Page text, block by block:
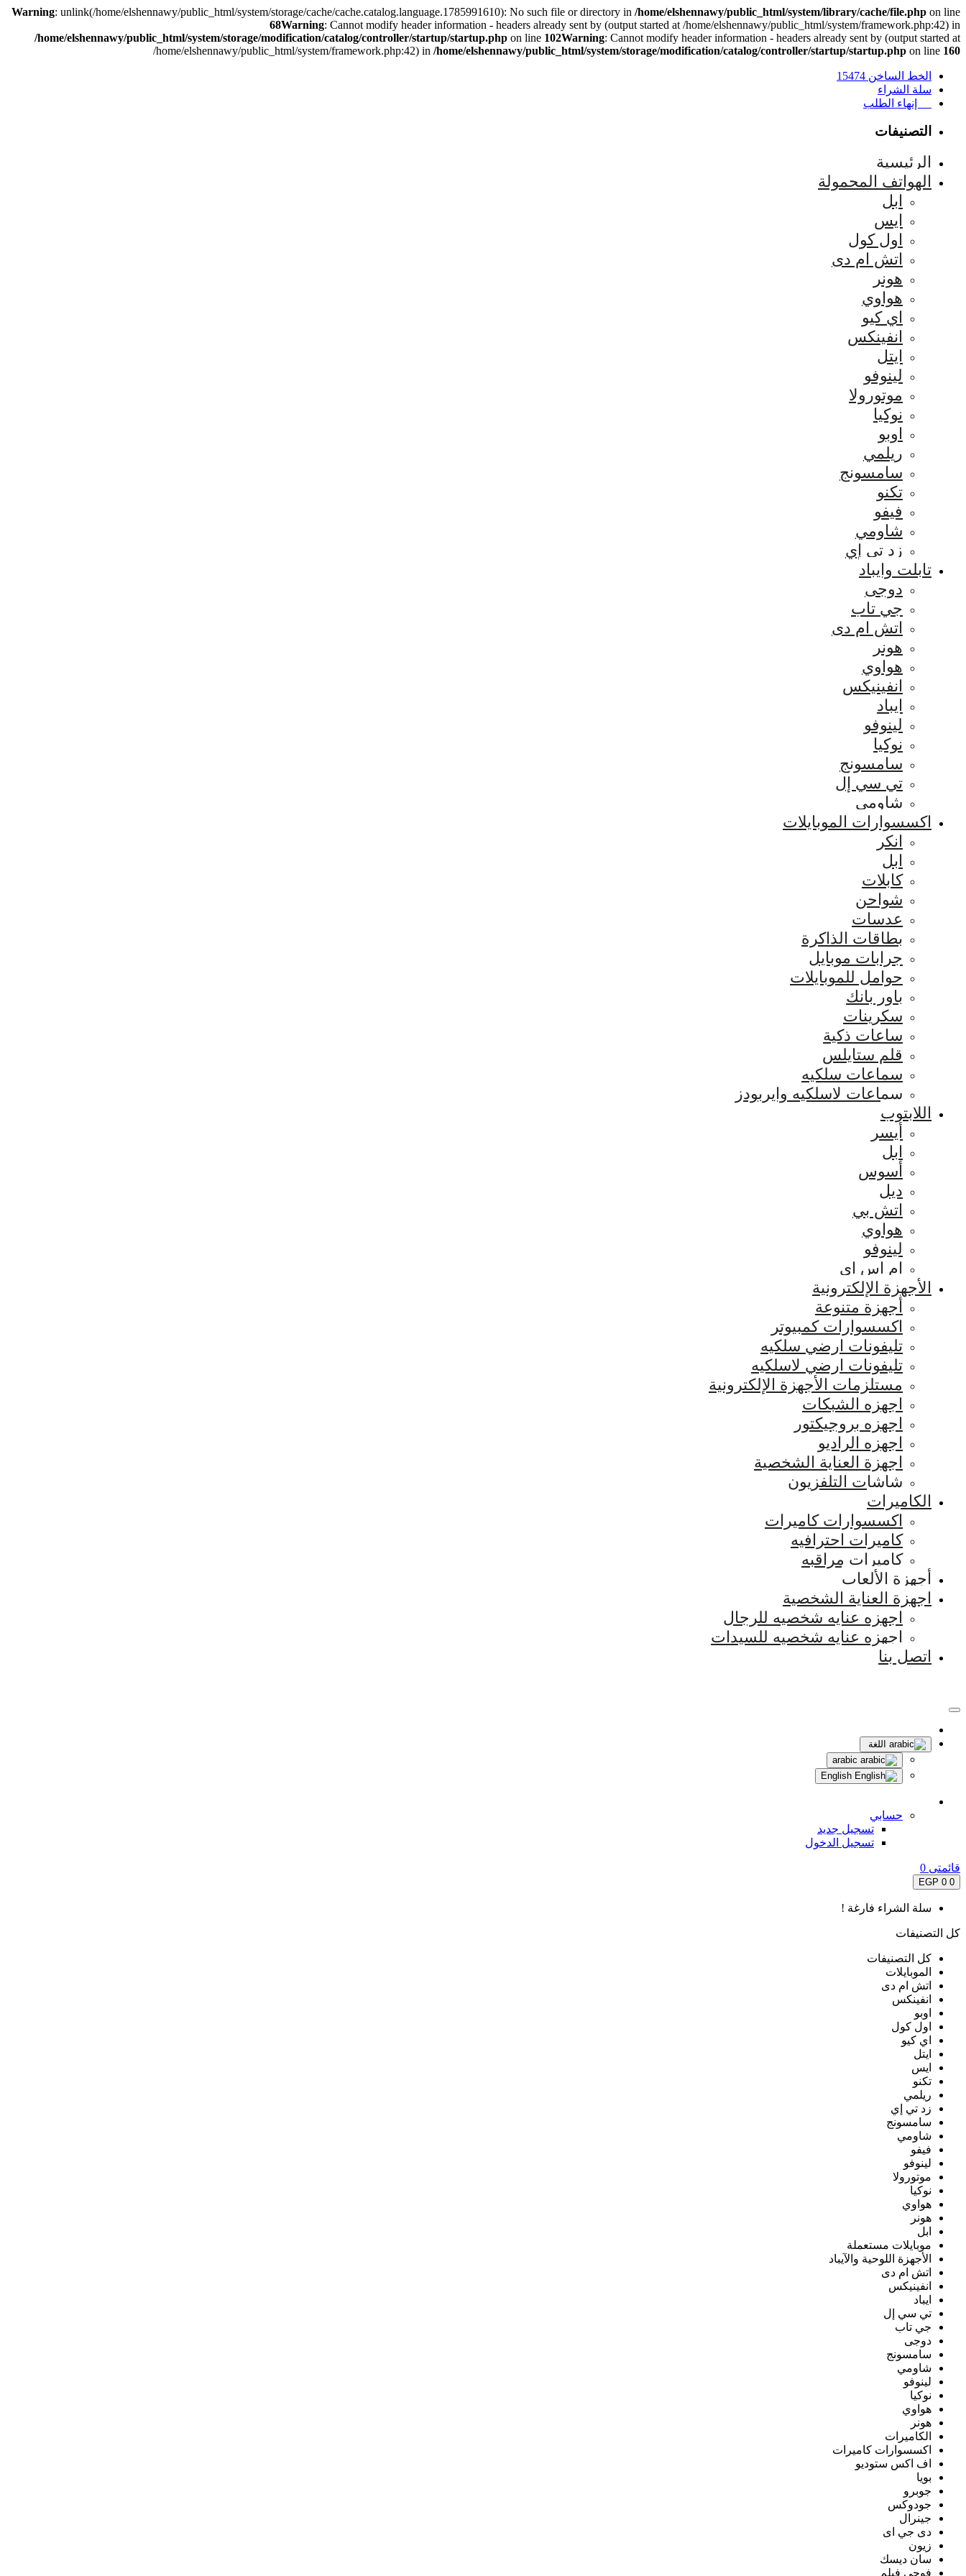
Warning: unlink(/home/elshennawy/public_html/system/storage/cache/cache.catalog.language.1785991610): No such file or directory in /home/elshennawy/public_html/system/library/cache/file.php on line
68Warning: Cannot modify header information - headers already sent by (output started at /home/elshennawy/public_html/system/framework.php:42) in
/home/elshennawy/public_html/system/storage/modification/catalog/controller/startup/startup.php on line 102Warning: Cannot modify header information - headers already sent by (output started at
/home/elshennawy/public_html/system/framework.php:42) in /home/elshennawy/public_html/system/storage/modification/catalog/controller/startup/startup.php on line 160
الخط الساخن 15474
سلة الشراء
إنهاء الطلب
التصنيفات
الرئيسية
الهواتف المحمولة
ابل
ايس
اول كول
اتش ام دى
هونر
هواوي
اي كيو
انفينكس
ايتل
لينوفو
موتورولا
نوكيا
اوبو
ريلمي
سامسونج
تكنو
فيفو
شاومي
زد تي إي
تابلت وايباد
دوجى
جي تاب
اتش ام دى
هونر
هواوي
انفينيكس
ايباد
لينوفو
نوكيا
سامسونج
تي سي إل
شاومي
اكسسوارات الموبايلات
انكر
ابل
كابلات
شواحن
عدسات
بطاقات الذاكرة
جرابات موبايل
حوامل للموبايلات
باور بانك
سكرينات
ساعات ذكية
قلم ستايلس
سماعات سلكيه
سماعات لاسلكيه وايربودز
اللابتوب
أيسر
ابل
أسوس
ديل
اتش بي
هواوي
لينوفو
ام اس اي
الأجهزة الإلكترونية
أجهزة متنوعة
اكسسوارات كمبيوتر
تليفونات ارضي سلكيه
تليفونات ارضي لاسلكيه
مستلزمات الأجهزة الإلكترونية
اجهزه الشبكات
اجهزه بروجيكتور
اجهزه الراديو
اجهزة العناية الشخصية
شاشات التلفزيون
الكاميرات
اكسسوارات كاميرات
كاميرات احترافيه
كاميرات مراقبه
أجهزة الألعاب
اجهزة العناية الشخصية
اجهزه عنايه شخصيه للرجال
اجهزه عنايه شخصيه للسيدات
اتصل بنا
اللغة
حسابي
تسجيل جديد
تسجيل الدخول
قائمتى 0
0
0 EGP
سلة الشراء فارغة !
كل التصنيفات
كل التصنيفات
الموبايلات
اتش ام دى
انفينكس
اوبو
اول كول
اي كيو
ايتل
ايس
تكنو
ريلمي
زد تي إي
سامسونج
شاومي
فيفو
لينوفو
موتورولا
نوكيا
هواوي
هونر
ابل
موبايلات مستعملة
الأجهزة اللوحية والآيباد
اتش ام دى
انفينيكس
ايباد
تي سي إل
جي تاب
دوجى
سامسونج
شاومي
لينوفو
نوكيا
هواوي
هونر
الكاميرات
اكسسوارات كاميرات
اف اكس ستوديو
بويا
جوبرو
جودوكس
جينرال
دى جي اى
زيون
سان ديسك
فوجى فيلم